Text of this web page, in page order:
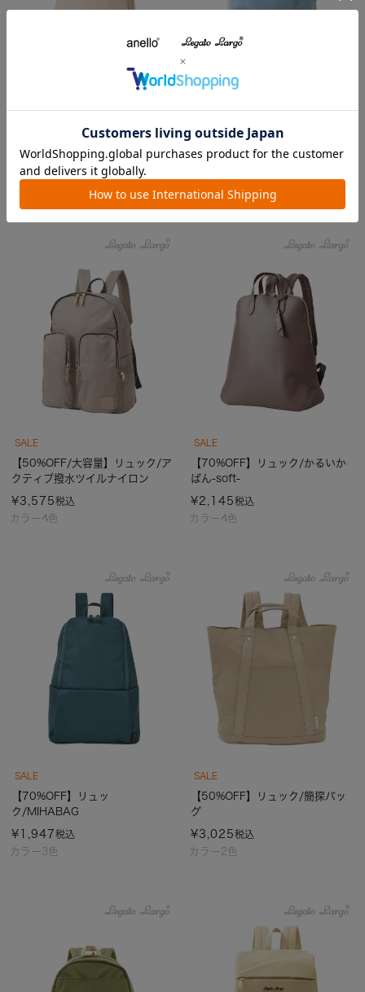
リュック/シルキー
4,950税込
SALE
【50%OFF】リュック/リラクシ
SALE
カラー4色
【50%OFF/大容量】リュック/ア
クティブ撥水ツイルナイロン
¥3,575税込
SALE
カラー4色
【70%OFF】リュック/かるいか
ばん-soft-
¥2,145税込
SALE
カラー3色
【70%OFF】リュッ
ク/MIHABAG
¥ 1,947税込
SALE
カラー2色
【50%OFF】リュック/簡探バッ
グ
¥3,025税込